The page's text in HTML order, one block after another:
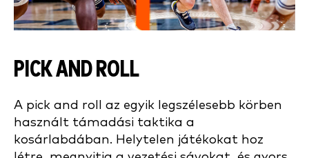
PICK AND ROLL
A pick and roll az egyik legszélesebb körben
használt támadási taktika a
kosárlabdában. Helytelen játékokat hoz